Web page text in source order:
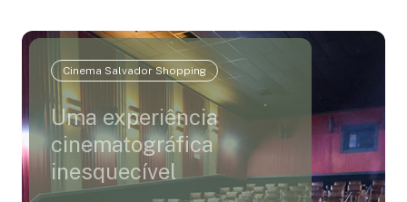
Cinema Salvador Shopping
Uma experiência
cinematográfica
inesquecível